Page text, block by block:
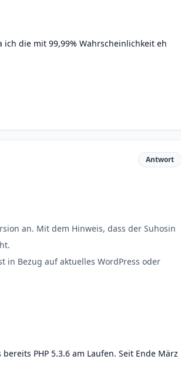
die mit 99,99% Wahrscheinlichkeit eh
Antwort
an. Mit dem Hinweis, dass der Suhosin
Bezug auf aktuelles WordPress oder
PHP 5.3.6 am Laufen. Seit Ende März